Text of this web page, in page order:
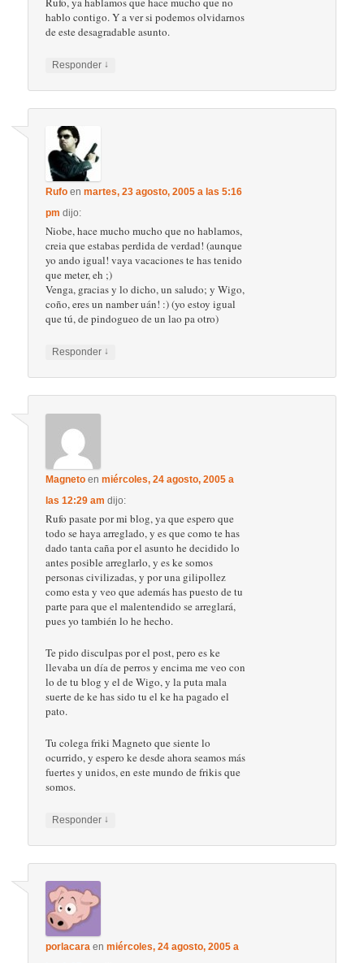
hablo contigo. Y a ver si podemos olvidarnos
de este desagradable asunto.
Responder ↓
Rufo enmartes, 23 agosto, 2005 a las 5:16
pm dijo:
Niobe, hace mucho mucho que no hablamos,
creia que estabas perdida de verdad! (aunque
yo ando igual! vaya vacaciones te has tenido
que meter, eh ;)
Venga, gracias y lo dicho, un saludo; y Wigo,
coño, eres un namber uán! :) (yo estoy igual
que tú, de pindogueo de un lao pa otro)
Responder ↓
Magneto enmiércoles, 24 agosto, 2005 a
las 12:29 am dijo:
Rufo pasate por mi blog, ya que espero que
todo se haya arreglado, y es que como te has
dado tanta caña por el asunto he decidido lo
antes posible arreglarlo, y es ke somos
personas civilizadas, y por una gilipollez
como esta y veo que además has puesto de tu
parte para que el malentendido se arreglará,
pues yo también lo he hecho.
Te pido disculpas por el post, pero es ke
llevaba un día de perros y encima me veo con
lo de tu blog y el de Wigo, y la puta mala
suerte de ke has sido tu el ke ha pagado el
pato.
Tu colega friki Magneto que siente lo
ocurrido, y espero ke desde ahora seamos más
fuertes y unidos, en este mundo de frikis que
somos.
Responder ↓
porlacara enmiércoles, 24 agosto, 2005 a